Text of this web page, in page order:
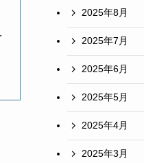
2025年8月
2025年7月
2025年6月
2025年5月
2025年4月
2025年3月